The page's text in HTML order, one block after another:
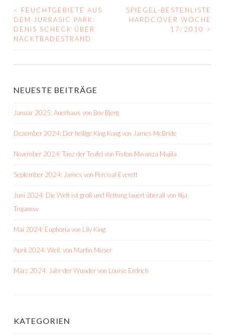
BEITRAGS-
NAVIGATION
<
FEUCHTGEBIETE AUS
DEM JURRASIC PARK:
DENIS SCHECK ÜBER
NACKTBADESTRAND
SPIEGEL-BESTENLISTE
HARDCOVER WOCHE
17/2010
>
NEUESTE BEITRÄGE
Januar 2025: Auerhaus von Bov Bjerg
Dezember 2024: Der heilige King Kong von James McBride
November 2024: Tanz der Teufel von Fiston Mwanza Mujila
September 2024: James von Percival Everett
Juni 2024: Die Welt ist groß und Rettung lauert überall von Ilija
Trojanow
Mai 2024: Euphoria von Lily King
April 2024: Weil. von Martin Muser
März 2024: Jahr der Wunder von Louise Erdrich
KATEGORIEN